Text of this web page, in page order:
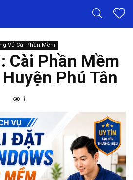
Vủ Cài Phần Mềm
Cài Phần Mềm
Phú Tân
1